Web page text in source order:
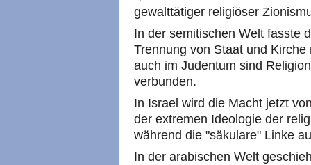
gewalttätiger religiöser
In der semitischen Welt fasste
Trennung von Staat und
auch im Judentum sind
verbunden.
In Israel wird die Macht jetzt
der extremen Ideologie der
während die "säkulare" Linke
In der arabischen Welt